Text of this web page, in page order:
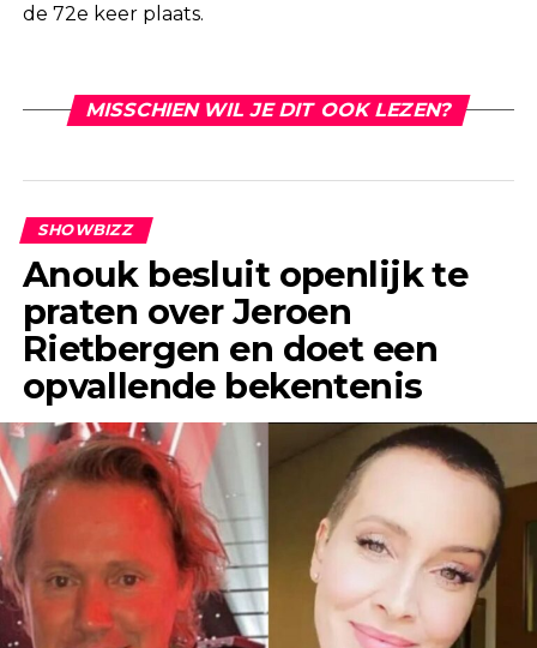
de 72e keer plaats.
MISSCHIEN WIL JE DIT OOK LEZEN?
SHOWBIZZ
Anouk besluit openlijk te
praten over Jeroen
Rietbergen en doet een
opvallende bekentenis